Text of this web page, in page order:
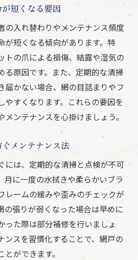
短くなる要因
の入れ替わりやメンテナンス頻度
が短くなる傾向があります。特
トの爪による損傷、結露や湿気の
る原因です。また、定期的な清掃
届かない場合、網の目詰まりやフ
やすくなります。これらの要因を
ンテナンスを心掛けましょう。
メンテナンス法
には、定期的な清掃と点検が不可
月に一度の水拭きや柔らかいブラ
レームの緩みや歪みのチェックが
の張りが弱くなった場合は早めに
った際は部分補修を行いましょ
ンスを習慣化することで、網戸の
ができます。